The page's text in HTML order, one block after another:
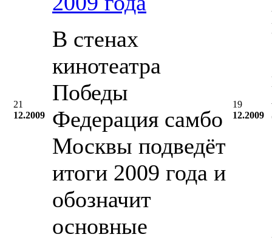
21
12.2009
В стенах
кинотеатра
Победы
Федерация самбо
Москвы подведёт
итоги 2009 года и
обозначит
основные
19
12.2009